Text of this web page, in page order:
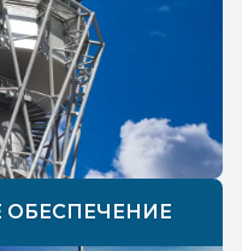
ОБЕСПЕЧЕНИЕ